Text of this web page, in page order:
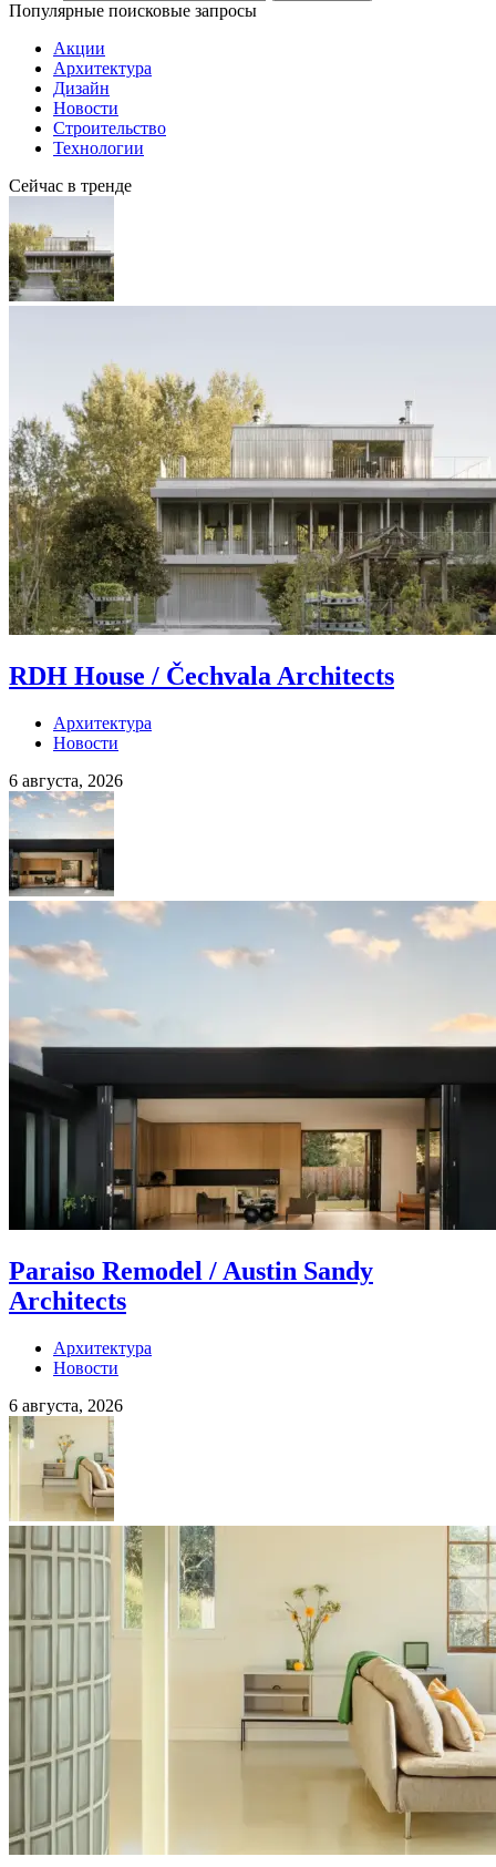
Популярные поисковые запросы
Акции
Архитектура
Дизайн
Новости
Строительство
Технологии
Сейчас в тренде
RDH House / Čechvala Architects
Архитектура
Новости
6 августа, 2026
Paraiso Remodel / Austin Sandy
Architects
Архитектура
Новости
6 августа, 2026